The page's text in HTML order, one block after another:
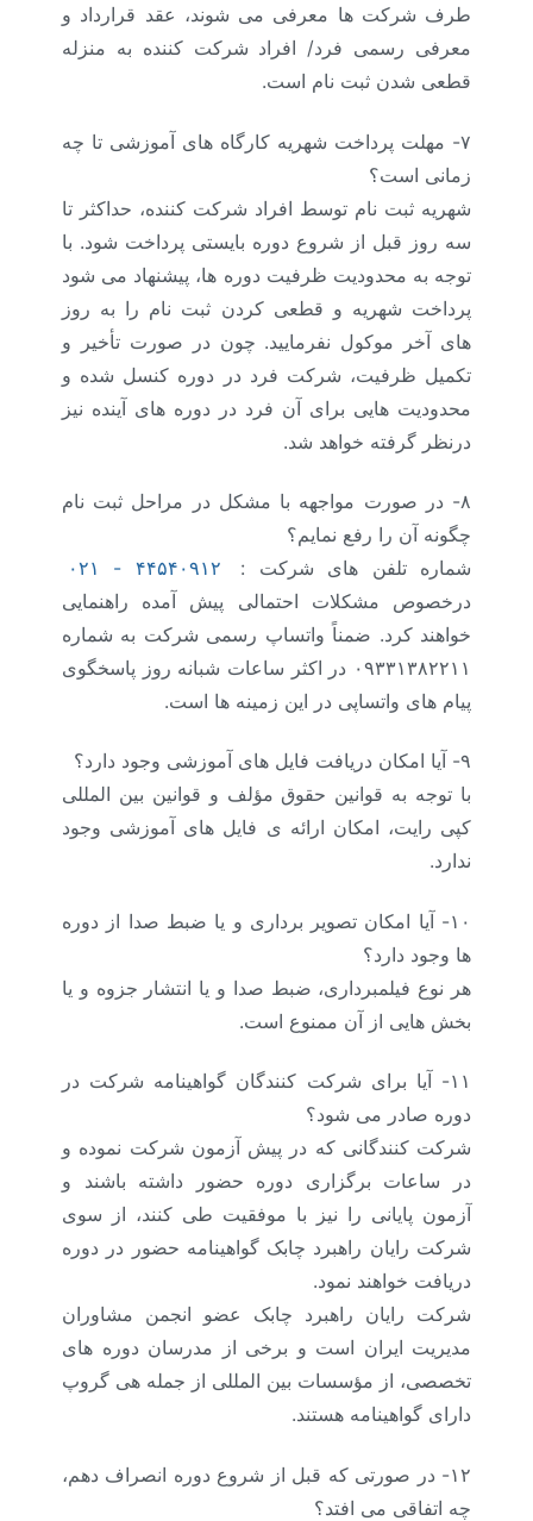
طرف شرکت ها معرفی می شوند، عقد قرارداد و
معرفی رسمی فرد/ افراد شرکت کننده به منزله
قطعی شدن ثبت نام است.
۷- مهلت پرداخت شهریه کارگاه های آموزشی تا چه
زمانی است؟
شهریه ثبت نام توسط افراد شرکت کننده، حداکثر تا
سه روز قبل از شروع دوره بایستی پرداخت شود. با
توجه به محدودیت ظرفیت دوره ها، پیشنهاد می شود
پرداخت شهریه و قطعی کردن ثبت نام را به روز
های آخر موکول نفرمایید. چون در صورت تأخیر و
تکمیل ظرفیت، شرکت فرد در دوره کنسل شده و
محدودیت هایی برای آن فرد در دوره های آینده نیز
درنظر گرفته خواهد شد.
۸- در صورت مواجهه با مشکل در مراحل ثبت نام
چگونه آن را رفع نمایم؟
شماره تلفن های شرکت :
۰۲۱ - ۴۴۵۴۰۹۱۲
درخصوص مشکلات احتمالی پیش آمده راهنمایی
خواهند کرد. ضمناً واتساپ رسمی شرکت به شماره
۰۹۳۳۱۳۸۲۲۱۱ در اکثر ساعات شبانه روز پاسخگوی
پیام های واتساپی در این زمینه ها است.
۹- آیا امکان دریافت فایل های آموزشی وجود دارد؟
با توجه به قوانین حقوق مؤلف و قوانین بین المللی
کپی رایت، امکان ارائه ی فایل های آموزشی وجود
ندارد.
۱۰- آیا امکان تصویر برداری و یا ضبط صدا از دوره
ها وجود دارد؟
هر نوع فیلمبرداری، ضبط صدا و یا انتشار جزوه و یا
بخش هایی از آن ممنوع است.
۱۱- آیا برای شرکت کنندگان گواهینامه شرکت در
دوره صادر می شود؟
شرکت کنندگانی که در پیش آزمون شرکت نموده و
در ساعات برگزاری دوره حضور داشته باشند و
آزمون پایانی را نیز با موفقیت طی کنند، از سوی
شرکت رایان راهبرد چابک گواهینامه حضور در دوره
دریافت خواهند نمود.
شرکت رایان راهبرد چابک عضو انجمن مشاوران
مدیریت ایران است و برخی از مدرسان دوره های
تخصصی، از مؤسسات بین المللی از جمله هی گروپ
دارای گواهینامه هستند.
۱۲- در صورتی که قبل از شروع دوره انصراف دهم،
چه اتفاقی می افتد؟